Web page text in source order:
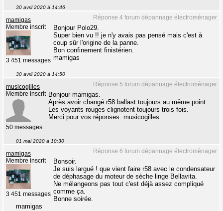
30 avril 2020 à 14:46
Réponse 4 forum dépannage électroménager
mamigas
Membre inscrit
3 451 messages
Bonjour Polo29.
Super bien vu !! je n'y avais pas pensé mais c'est à
coup sûr l'origine de la panne.
Bon confinement finistérien.
mamigas
30 avril 2020 à 14:50
Réponse 5 forum dépannage électroménager
musicogilles
Membre inscrit
50 messages
Bonjour mamigas.
Après avoir changé r58 ballast toujours au même point.
Les voyants rouges clignotent toujours trois fois.
Merci pour vos réponses. musicogilles
01 mai 2020 à 10:30
Réponse 6 forum dépannage électroménager
mamigas
Membre inscrit
3 451 messages
Bonsoir.
Je suis largué ! que vient faire r58 avec le condensateur
de déphasage du moteur de sèche linge Bellavita.
Ne mélangeons pas tout c'est déjà assez compliqué
comme ça.
Bonne soirée.
mamigas